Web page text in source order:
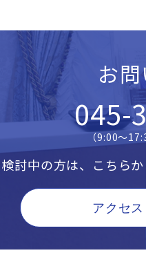
お
045-
（9:00〜
討中の方は、こちら
アクセ